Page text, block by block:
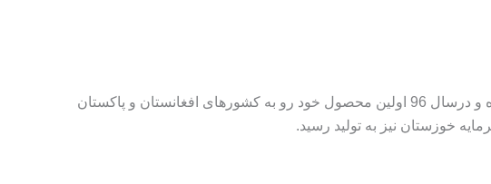
برند خمیرمایه همرسین یکی از برند های موجود در بازار که هدف از ثبت آن صادرات خمیرمایه به کشور های منطقه بوده و درسال 96 اولین محصول خود رو به کشورهای افغانستان و پاکستان
خوزستان نیز به تولید رسید.